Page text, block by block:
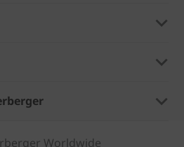
Worldwide